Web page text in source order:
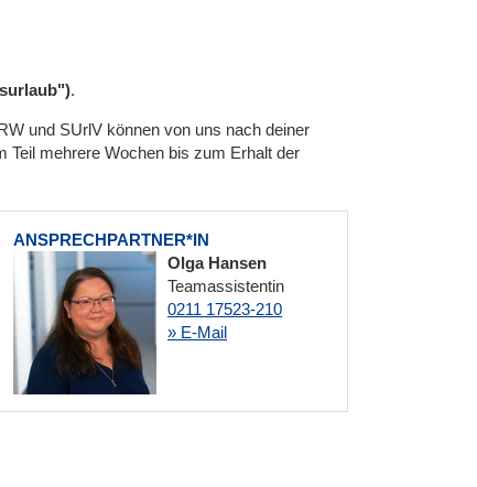
.
und SUrlV können von uns nach deiner
Teil mehrere Wochen bis zum Erhalt der
ANSPRECHPARTNER*IN
Olga Hansen
Teamassistentin
0211 17523-210
» E-Mail